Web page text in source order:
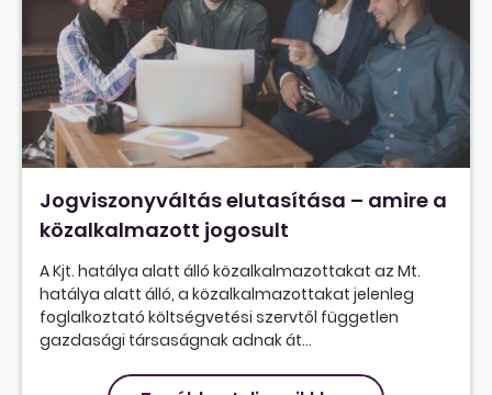
Jogviszonyváltás elutasítása – amire a
közalkalmazott jogosult
A Kjt. hatálya alatt álló közalkalmazottakat az Mt.
hatálya alatt álló, a közalkalmazottakat jelenleg
foglalkoztató költségvetési szervtől független
gazdasági társaságnak adnak át...